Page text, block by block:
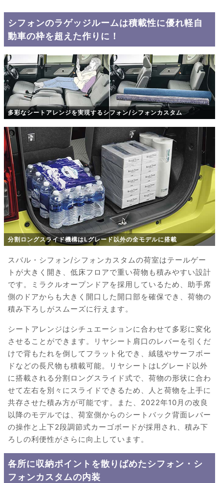
シフォンのラゲッジルームは積載性に優れ軽自
動車の枠を超えた作りに！
多彩なシートアレンジを実現するシフォン/シフォンカスタム
分割ロングスライド機構はLグレード以外の全モデルに搭載
スバル・シフォン/シフォンカスタムの荷室はテールゲー
トが大きく開き、低床フロアで重い荷物も積みやすい設計
です。ミラクルオープンドアを採用しているため、助手席
側のドアからも大きく開口した開口部を確保でき、荷物の
積み下ろしがスムーズに行えます。
シートアレンジはシチュエーションに合わせて多彩に変化
させることができます。リヤシート肩口のレバーを引くだ
けで背もたれを倒してフラット化でき、絨毯やサーフボー
ドなどの長尺物も積載可能。リヤシートはLグレード以外
に搭載される分割ロングスライド式で、荷物の形状に合わ
せて左右を別々にスライドできるため、人と荷物を上手に
共存させた積み方が可能です。また、2022年10月の改良
以降のモデルでは、荷室側からのシートバック背面レバー
の操作と上下2段調節式カーゴボードが採用され、積み下
ろしの利便性がさらに向上しています。
各所に収納ポイントを散りばめたシフォン・シ
フォンカスタムの内装